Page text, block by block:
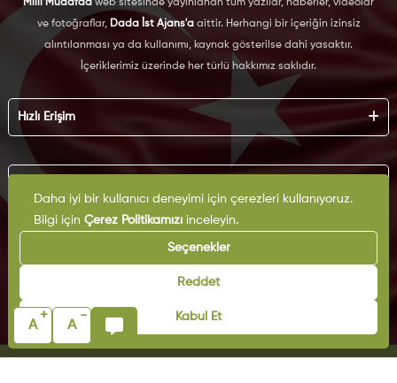
A
+
A
-
Milli Müdafaa web sitesinde yayınlanan tüm yazılar, haberler, videolar
ve fotoğraflar, Dada İst Ajans'aaittir. Herhangi bir içeriğin izinsiz
alıntılanması ya da kullanımı, kaynak gösterilse dahi yasaktır.
İçeriklerimiz üzerinde her türlü hakkımız saklıdır.
Hızlı Erişim
Künye
Reklam
İş Birliği
Arşiv
İletişim
KVKK
Çerez Politikası
Gizlilik Politikası
Kullanım Şartları
Daha iyi bir kullanıcı deneyimi için çerezleri kullanıyoruz.
Bilgi için Çerez Politikamızıinceleyin.
Seçenekler
Reddet
Kabul Et